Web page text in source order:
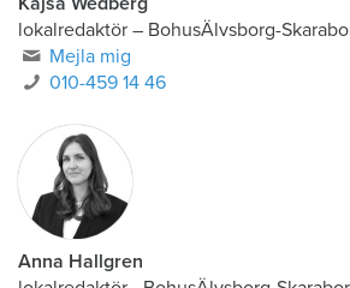
lokalredaktör – BohusÄlvsborg-
Mejla mig
010-459 14 46
Anna Hallgren